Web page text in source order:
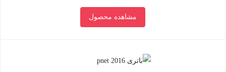
مشاهده محصول